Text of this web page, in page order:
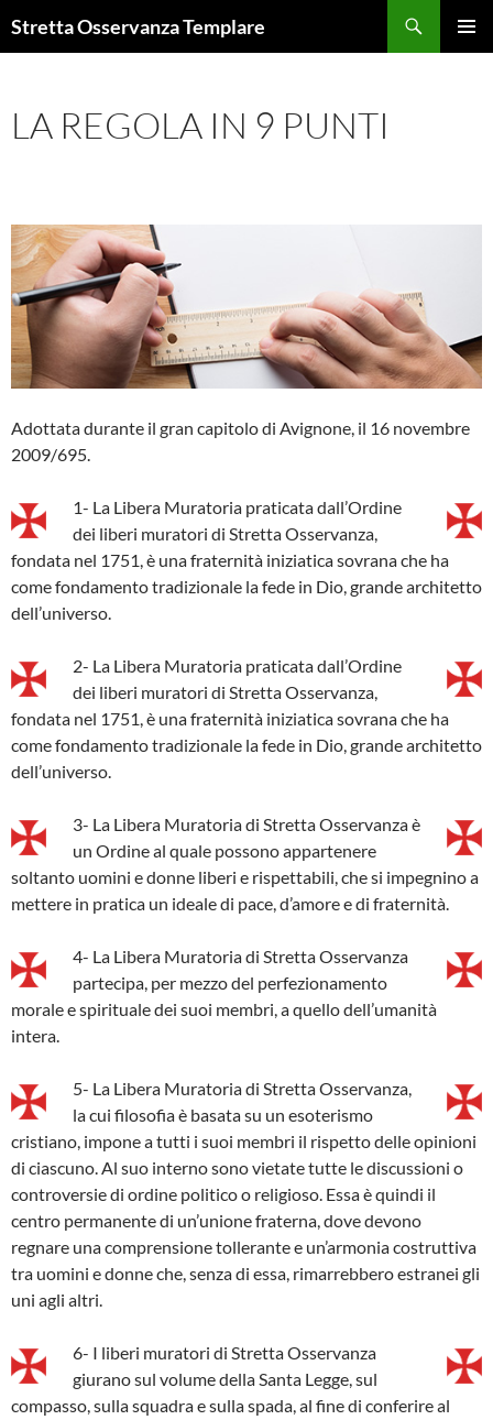
alStretta Osservanza Templare
LA REGOLA IN 9 PUNTI
Adottata durante il gran capitolo di Avignone, il 16 novembre
2009/695.
1- La Libera Muratoria praticata dall’Ordine
dei liberi muratori di Stretta Osservanza,
fondata nel 1751, è una fraternità iniziatica sovrana che ha
come fondamento tradizionale la fede in Dio, grande architetto
dell’universo.
2- La Libera Muratoria praticata dall’Ordine
dei liberi muratori di Stretta Osservanza,
fondata nel 1751, è una fraternità iniziatica sovrana che ha
come fondamento tradizionale la fede in Dio, grande architetto
dell’universo.
3- La Libera Muratoria di Stretta Osservanza è
un Ordine al quale possono appartenere
soltanto uomini e donne liberi e rispettabili, che si impegnino a
mettere in pratica un ideale di pace, d’amore e di fraternità.
4- La Libera Muratoria di Stretta Osservanza
partecipa, per mezzo del perfezionamento
morale e spirituale dei suoi membri, a quello dell’umanità
intera.
5- La Libera Muratoria di Stretta Osservanza,
la cui filosofia è basata su un esoterismo
cristiano, impone a tutti i suoi membri il rispetto delle opinioni
di ciascuno. Al suo interno sono vietate tutte le discussioni o
controversie di ordine politico o religioso. Essa è quindi il
centro permanente di un’unione fraterna, dove devono
regnare una comprensione tollerante e un’armonia costruttiva
tra uomini e donne che, senza di essa, rimarrebbero estranei gli
uni agli altri.
6- I liberi muratori di Stretta Osservanza
giurano sul volume della Santa Legge, sul
compasso, sulla squadra e sulla spada, al fine di conferire al